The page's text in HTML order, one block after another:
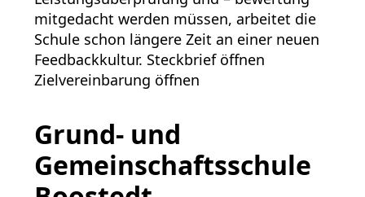
mitgedacht werden müssen, arbeitet die
Schule schon längere Zeit an einer neuen
Feedbackkultur. Steckbrief öffnen
Zielvereinbarung öffnen
Grund- und
Gemeinschaftsschule